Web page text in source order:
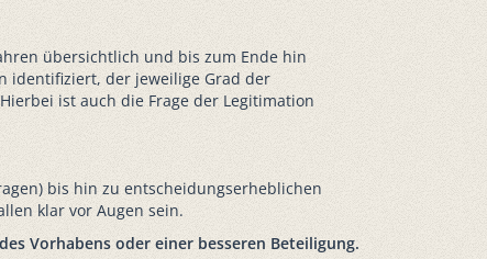
übersichtlich und bis zum Ende hin
identifiziert, der jeweilige Grad der
ist auch die Frage der Legitimation
bis hin zu entscheidungserheblichen
klar vor Augen sein.
Vorhabens oder einer besseren Beteiligung.